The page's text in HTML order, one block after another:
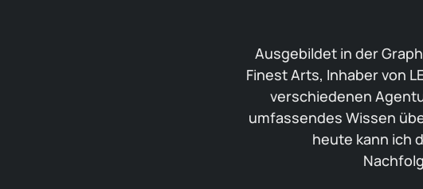
Ausgebildet in der
Finest Arts, Inhaber von
verschiedenen
umfassendes Wissen
heute kann ich